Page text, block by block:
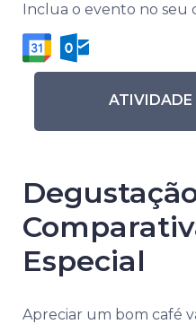
Inclua o evento no seu
ATIVIDADE
Especial
Apreciar um bom café